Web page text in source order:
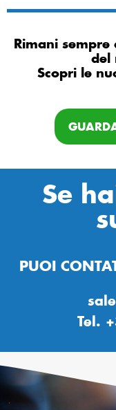
Rimani
del
Scopri le
Se
PUOI
Tel.